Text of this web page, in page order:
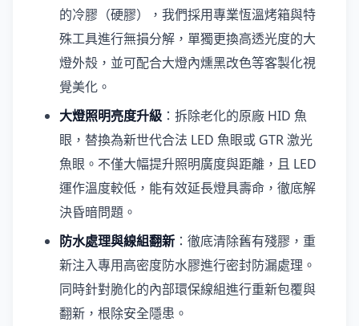
的冷膠（硬膠），我們採用專業恆溫烤箱與特
殊工具進行無損分解，單獨更換高透光度的大
燈外殼，並可配合大燈內燻黑改色等客製化視
覺美化。
大燈照明亮度升級 ：拆除老化的原廠 HID 魚
眼，替換為新世代合法 LED 魚眼或 GTR 激光
魚眼。不僅大幅提升照明廣度與距離，且 LED
運作溫度較低，能有效延長燈具壽命，徹底解
決昏暗問題。
防水處理與線組翻新 ：徹底清除舊有殘膠，重
新注入專用高密度防水膠進行密封防漏處理。
同時針對脆化的內部環保線組進行重新包覆與
翻新，根除安全隱患。